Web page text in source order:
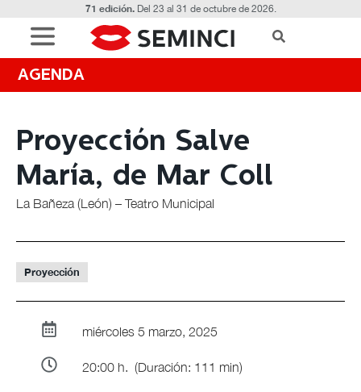
71 edición.Del 23 al 31 de octubre de 2026.
AGENDA
Proyección Salve
María, de Mar Coll
La Bañeza (León) – Teatro Municipal
Proyección
miércoles 5 marzo, 2025
20:00 h. (Duración: 111 min)